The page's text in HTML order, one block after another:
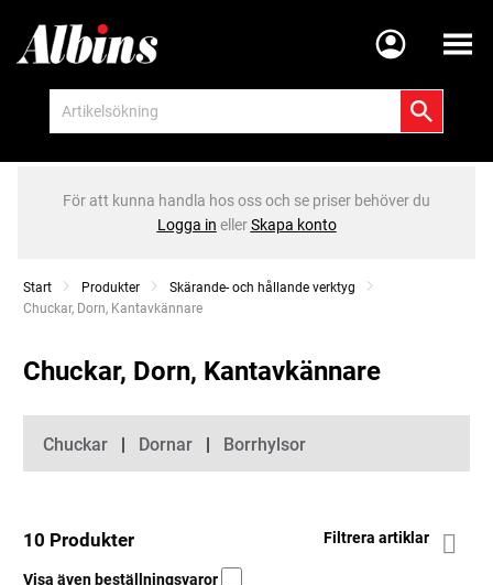
Meny
För att kunna handla hos oss och se priser behöver du
Logga in ellerSkapa konto
Start Produkter
Skärande- och hållande verktyg
Current:
Chuckar, Dorn, Kantavkännare
Chuckar, Dorn, Kantavkännare
Kategorier
Chuckar Dornar Borrhylsor
10 Produkter Filtrera artiklar
Visa även beställningsvaror